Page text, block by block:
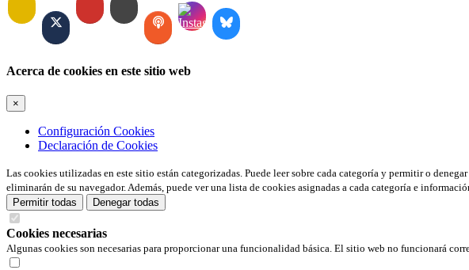
Acerca de cookies en este sitio web
×
Configuración Cookies
Declaración de Cookies
Las cookies utilizadas en este sitio están categorizadas. Puede leer sobre cada categoría y permitir o
eliminarán de su navegador. Además, puede ver una lista de cookies asignadas a cada categoría e
Permitir todas
Denegar todas
Cookies necesarias
Algunas cookies son necesarias para proporcionar una funcionalidad básica. El sitio web no funcionará